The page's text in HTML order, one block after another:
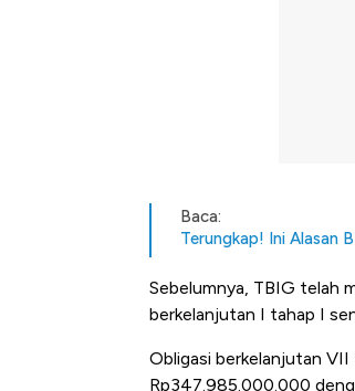
Baca:
Terungkap! Ini Alasan
Sebelumnya, TBIG telah
berkelanjutan I tahap I
Obligasi berkelanjutan
Rp347.985.000.000